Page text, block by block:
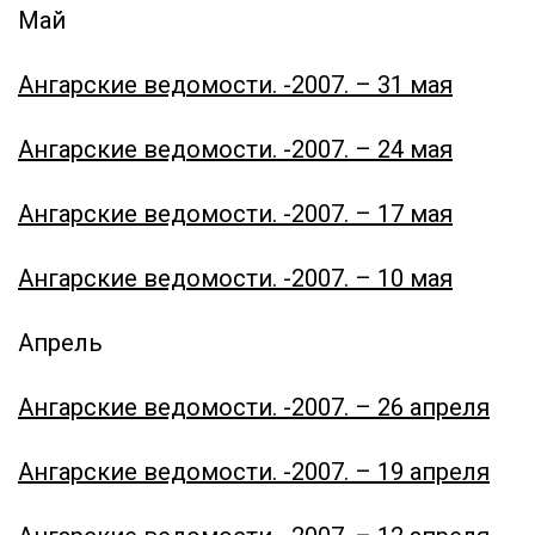
Май
Ангарские ведомости. -2007. – 31 мая
Ангарские ведомости. -2007. – 24 мая
Ангарские ведомости. -2007. – 17 мая
Ангарские ведомости. -2007. – 10 мая
Апрель
Ангарские ведомости. -2007. – 26 апреля
Ангарские ведомости. -2007. – 19 апреля